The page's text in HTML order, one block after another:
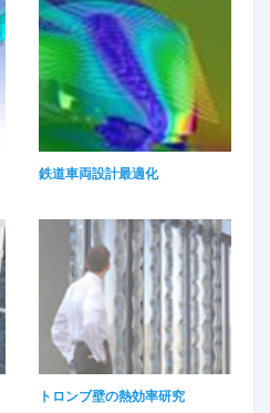
鉄道車両設計最適化
トロンブ壁の熱効率研究